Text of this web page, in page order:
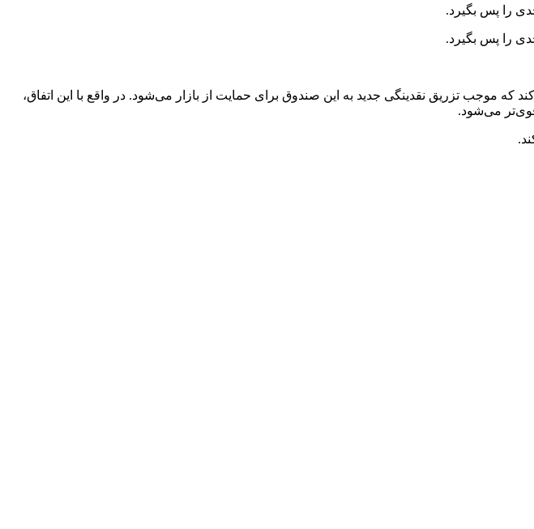
که موجب تزریق نقدینگی جدید به این صندوق برای حمایت از بازار می‌شود. در واقع با این اتفاق،
قوی‌تر می‌شود.